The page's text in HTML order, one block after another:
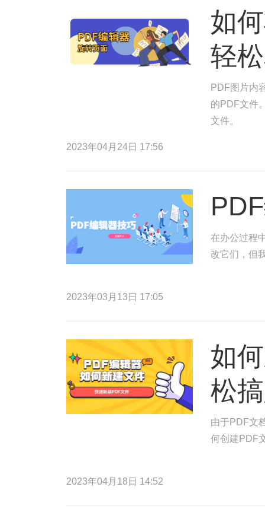
如
轻
PDF图片内
的PDF文件
文件。
2023年04月24日 17:56
在办公过程
改它们，但
2023年03月13日 17:05
如
松
由于PDF文
何创建PDF
2023年04月18日 14:52